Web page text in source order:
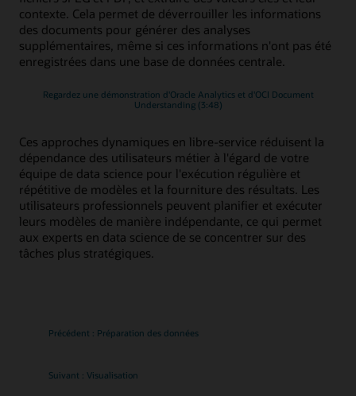
contexte. Cela permet de déverrouiller les informations
des documents pour générer des analyses
supplémentaires, même si ces informations n'ont pas été
enregistrées dans une base de données centrale.
Regardez une démonstration d'Oracle Analytics et d'OCI Document
Understanding (3:48)
Ces approches dynamiques en libre-service réduisent la
dépendance des utilisateurs métier à l'égard de votre
équipe de data science pour l'exécution régulière et
répétitive de modèles et la fourniture des résultats. Les
utilisateurs professionnels peuvent planifier et exécuter
leurs modèles de manière indépendante, ce qui permet
aux experts en data science de se concentrer sur des
tâches plus stratégiques.
Précédent : Préparation des données
Suivant : Visualisation